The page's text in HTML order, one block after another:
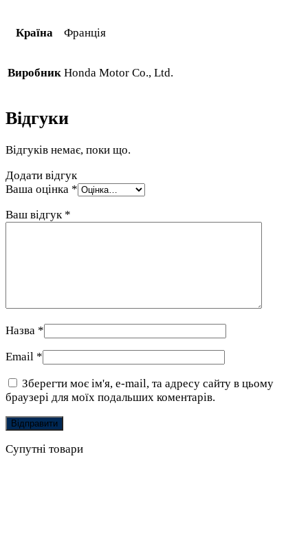
Країна Франція
Виробник Honda Motor Co., Ltd.
Відгуки
Відгуків немає, поки що.
Додати відгук
Ваша оцінка *
Ваш відгук *
Назва *
Email *
Зберегти моє ім'я, e-mail, та адресу сайту в цьому
браузері для моїх подальших коментарів.
Супутні товари